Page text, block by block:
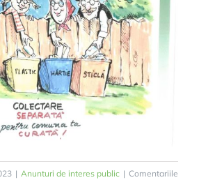
| Anunturi de interes public | Comentariile